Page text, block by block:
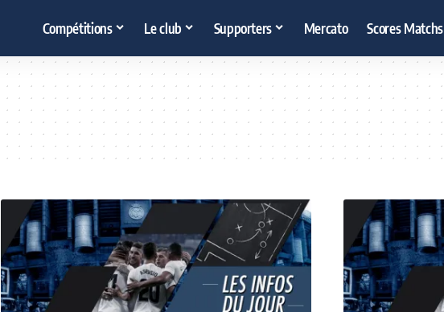
Compétitions Le club Supporters Mercato Scores Matchs